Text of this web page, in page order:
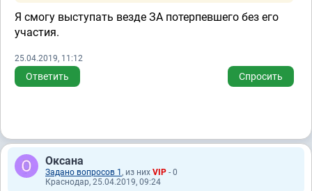
Я смогу выступать везде ЗА потерпевшего без его
участия.
25.04.2019, 11:12
Ответить Спросить
Оксана
Задано вопросов 1 , из них VIP - 0
Краснодар, 25.04.2019, 09:24